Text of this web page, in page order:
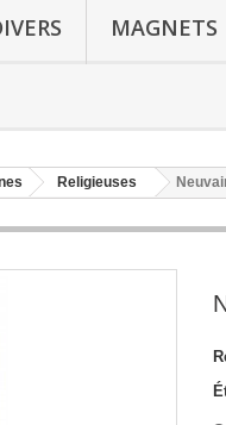
MAGNETS
Religieuses